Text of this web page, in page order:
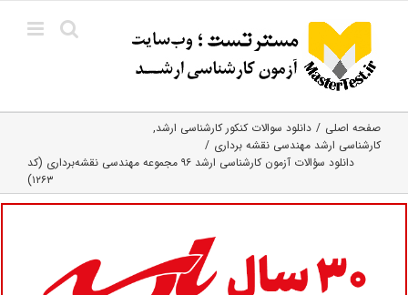
content
صفحه اصلی
دانلود سوالات کنکور کارشناسی ارشد
کارشناسی ارشد مهندسی نقشه برداری
دانلود سؤالات آزمون کارشناسی ارشد ۹۶ مجموعه مهندسی نقشه‌برداری (کد
۱۲۶۳)